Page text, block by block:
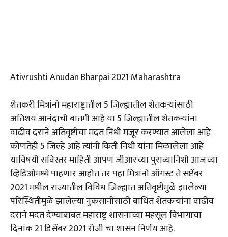
Ativrushti Anudan Bharpai 2021 Maharashtra
शेतकरी मित्रांनो महाराष्ट्रातील 5 जिल्ह्यातील शेतकऱ्यांसाठी
अतिशय आनंदाची बातमी आहे या 5 जिल्ह्यातील शेतकऱ्यांना
वाढीव दराने अतिवृष्टीचा मदत निधी मंजूर करण्यात आलेला आहे
कोणतेही 5 जिल्हे आहे त्यांनी किती निधी यांना मिळालेला आहे
याविषयी सविस्तर माहिती आपण जीआरच्या पुराव्यानिशी आजच्या
व्हिडिओमध्ये पाहणार आहोत तर पहा मित्रांनो ऑगस्ट ते सप्टेंबर
2021 मधील राज्यातील विविध जिल्ह्यात अतिवृष्टीमुळे झालेल्या
परिस्थितीमुळे झालेल्या नुकसानीसाठी बाधित शेतकऱ्यांना वाढीव
दराने मदत देण्याबाबत महाराष्ट्र शासनाच्या महसूल विभागाचा
दिनांक 21 डिसेंबर 2021 रोजी चा शासन निर्णय आहे.